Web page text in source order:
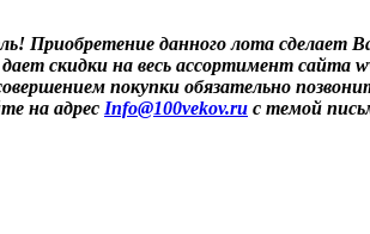
Приобретение данного лота сделает
скидки на весь ассортимент сайта
покупки обязательно
на адрес Info@100vekov.ru с темой